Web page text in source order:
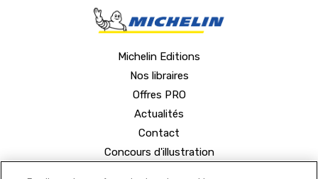
Michelin Editions
Nos libraires
Offres PRO
Actualités
Contact
Concours d'illustration